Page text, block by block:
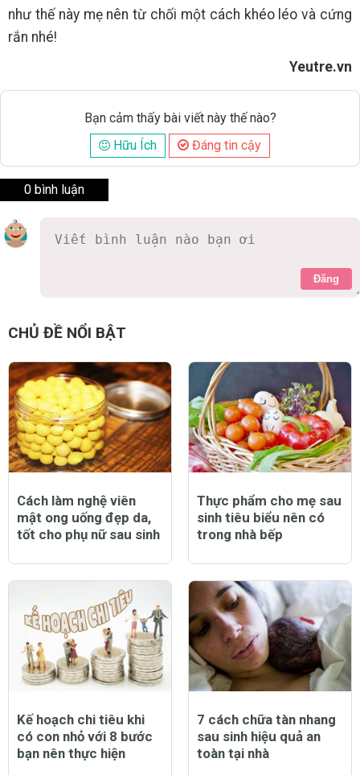
như thế này mẹ nên từ chối một cách khéo léo và cứng
rắn nhé!
Yeutre.vn
Bạn cảm thấy bài viết này thế nào?
Hữu Ích
Đáng tin cậy
0 bình luận
Đăng
CHỦ ĐỀ NỔI BẬT
Cách làm nghệ viên
mật ong uống đẹp da,
tốt cho phụ nữ sau sinh
Thực phẩm cho mẹ sau
sinh tiêu biểu nên có
trong nhà bếp
Kế hoạch chi tiêu khi
có con nhỏ với 8 bước
bạn nên thực hiện
7 cách chữa tàn nhang
sau sinh hiệu quả an
toàn tại nhà